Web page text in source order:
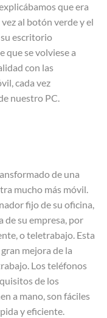
que era
al botón verde y el
escritorio
que se volviese a
con las
cada vez
nuestro PC.
de una
mucho más móvil.
fijo de su oficina,
de su empresa, por
o teletrabajo. Esta
mejora de la
Los teléfonos
de los
a mano, son fáciles
y eficiente.